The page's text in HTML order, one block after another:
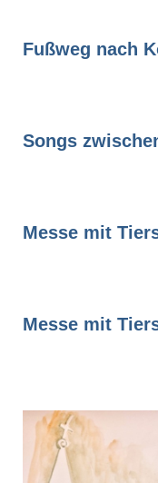
Fußweg nach
Songs
Messe mit
Messe mit